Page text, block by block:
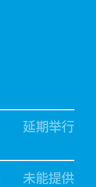
延期举行
未能提供